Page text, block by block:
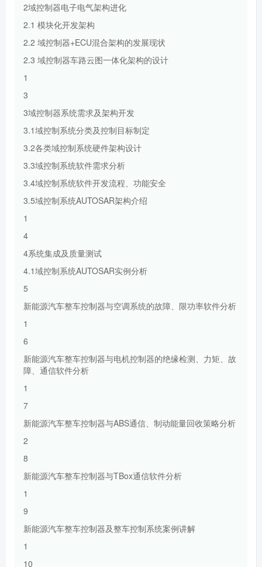
2域控制器电子电气架构进化
2.1 模块化开发架构
2.2 域控制器+ECU混合架构的发展现状
2.3 域控制器车路云图一体化架构的设计
1
3
3域控制器系统需求及架构开发
3.1域控制系统分类及控制目标制定
3.2各类域控制系统硬件架构设计
3.3域控制系统软件需求分析
3.4域控制系统软件开发流程、功能安全
3.5域控制系统AUTOSAR架构介绍
1
4
4系统集成及质量测试
4.1域控制系统AUTOSAR实例分析
5
新能源汽车整车控制器与空调系统的故障、限功率软件分析
1
6
新能源汽车整车控制器与电机控制器的绝缘检测、力矩、故
障、通信软件分析
1
7
新能源汽车整车控制器与ABS通信、制动能量回收策略分析
2
8
新能源汽车整车控制器与TBox通信软件分析
1
9
新能源汽车整车控制器及整车控制系统案例讲解
1
10